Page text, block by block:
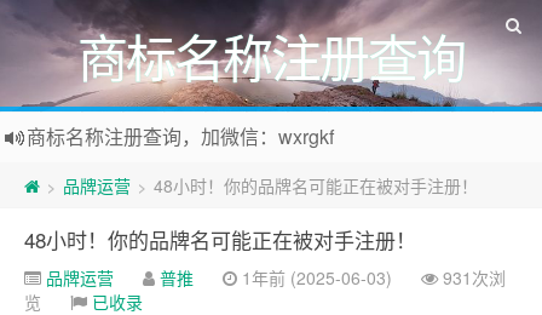
商标名称注册查询
商标名称注册查询，加微信：wxrgkf
商标注册和购买，加微信：wxrgkf
> 品牌运营 > 48小时！你的品牌名可能正在被对手注册！
48小时！你的品牌名可能正在被对手注册！
品牌运营 普推 1年前 (2025-06-03)
931次浏
览
已收录